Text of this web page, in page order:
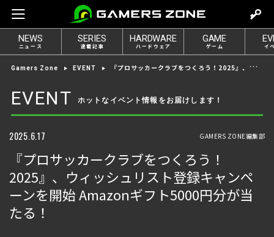
e
t
o
g
NEWS
ニュース
SERIES
連載記事
HARDWARE
ハードウェア
GAME
ゲーム イ
Gamers Zone EVENT 『プロサッカークラブをつくろう！2025』、ウィッシュリスト登録キャンペーンを開始 Amazonギフト5000円分が当たる！
EVENT ホットなイベント情報をお届けします！
2025.6.17 GAMERS ZONE編集部
『プロサッカークラブをつくろう！
2025』、ウィッシュリスト登録キャンペ
ーンを開始 Amazonギフト5000円分が当
たる！